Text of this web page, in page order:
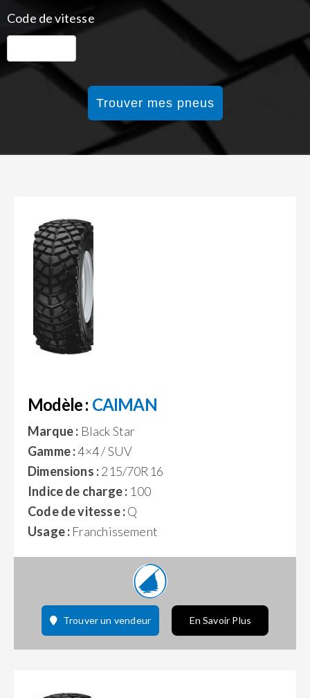
Code de vitesse
Modèle : CAIMAN
Marque : Black Star
Gamme :4×4 / SUV
Dimensions :215/70R16
Indice de charge : 100
Code de vitesse :Q
Usage : Franchissement
Trouver un vendeur En Savoir Plus